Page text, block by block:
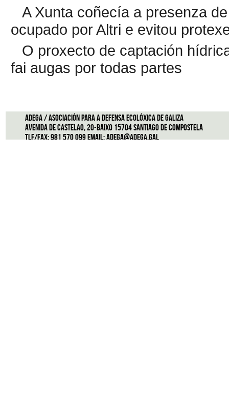
A Xunta coñecía a presenza
ocupado por Altri e evitou
O proxecto de captación
fai augas por todas partes
ADEGA / Asociación para a defensa ecolóxica de Galiza
Avenida de Castelao, 20-Baixo 15704 Santiago de Compostela
Tlf/Fax: 981 570 099 Email:adega@adega.gal